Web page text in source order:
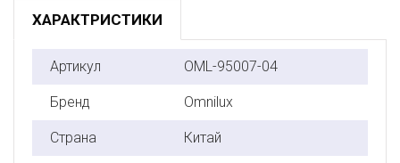
ХАРАКТРИСТИКИ
Артикул OML-95007-04
Бренд Omnilux
Страна Китай